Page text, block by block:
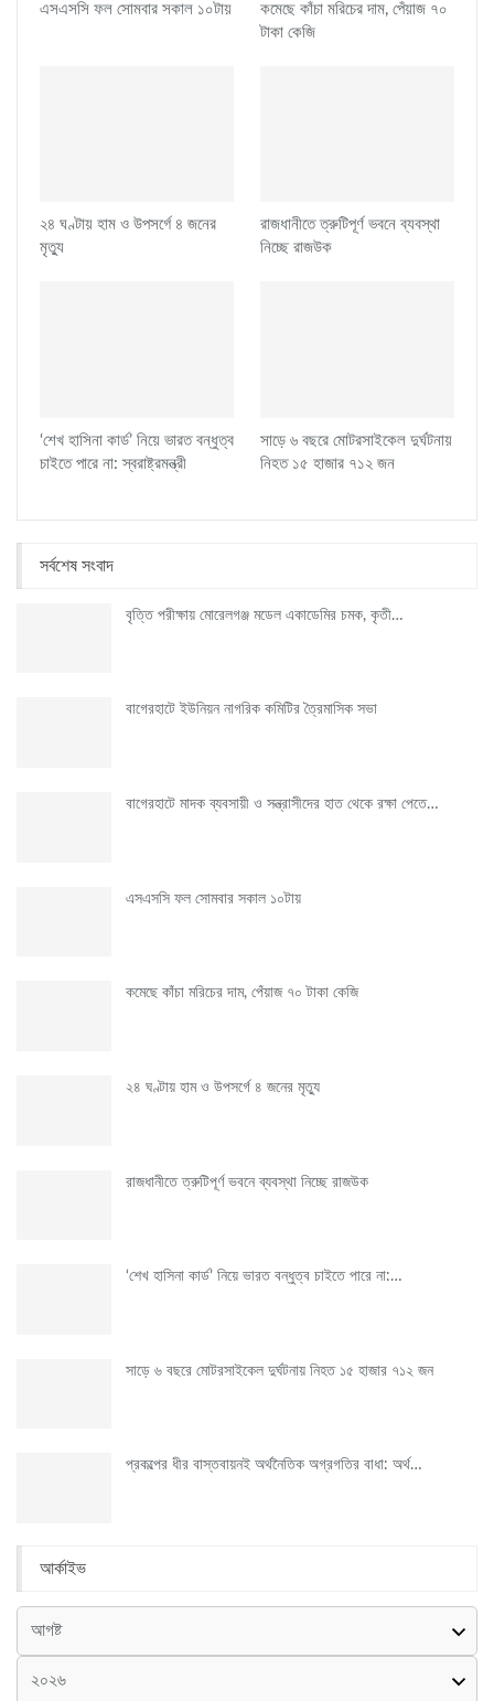
এসএসসি ফল সোমবার সকাল ১০টায়
কমেছে কাঁচা মরিচের দাম, পেঁয়াজ ৭০
টাকা কেজি
২৪ ঘণ্টায় হাম ও উপসর্গে ৪ জনের
মৃত্যু
রাজধানীতে ত্রুটিপূর্ণ ভবনে ব্যবস্থা
নিচ্ছে রাজউক
‘শেখ হাসিনা কার্ড’ নিয়ে ভারত বন্ধুত্ব
চাইতে পারে না: স্বরাষ্ট্রমন্ত্রী
সাড়ে ৬ বছরে মোটরসাইকেল দুর্ঘটনায়
নিহত ১৫ হাজার ৭১২ জন
সর্বশেষ সংবাদ
বৃত্তি পরীক্ষায় মোরেলগঞ্জ মডেল একাডেমির চমক, কৃতী…
বাগেরহাটে ইউনিয়ন নাগরিক কমিটির ত্রৈমাসিক সভা
বাগেরহাটে মাদক ব্যবসায়ী ও সন্ত্রাসীদের হাত থেকে রক্ষা পেতে…
এসএসসি ফল সোমবার সকাল ১০টায়
কমেছে কাঁচা মরিচের দাম, পেঁয়াজ ৭০ টাকা কেজি
২৪ ঘণ্টায় হাম ও উপসর্গে ৪ জনের মৃত্যু
রাজধানীতে ত্রুটিপূর্ণ ভবনে ব্যবস্থা নিচ্ছে রাজউক
‘শেখ হাসিনা কার্ড’ নিয়ে ভারত বন্ধুত্ব চাইতে পারে না:…
সাড়ে ৬ বছরে মোটরসাইকেল দুর্ঘটনায় নিহত ১৫ হাজার ৭১২ জন
প্রকল্পের ধীর বাস্তবায়নই অর্থনৈতিক অগ্রগতির বাধা: অর্থ…
আর্কাইভ